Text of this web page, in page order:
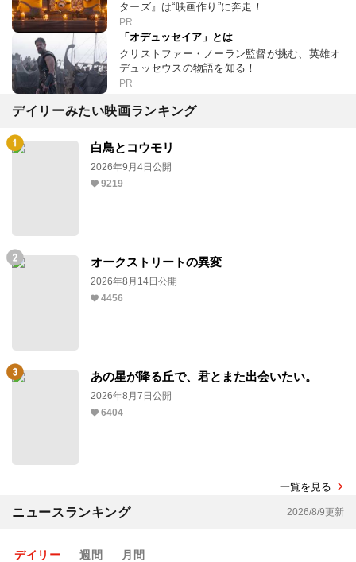
ターズ』は“映画作り”に奔走！
PR
「オデュッセイア」とは
クリストファー・ノーラン監督が挑む、英雄オ
デュッセウスの物語を知る！
PR
デイリーみたい映画ランキング
白鳥とコウモリ
2026年9月4日公開
9219
オークストリートの異変
2026年8月14日公開
4456
あの星が降る丘で、君とまた出会いたい。
2026年8月7日公開
6404
一覧を見る
ニュースランキング 2026/8/9更新
デイリー 週間 月間